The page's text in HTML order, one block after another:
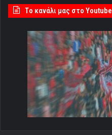
Tο κανάλι μας στο Youtube